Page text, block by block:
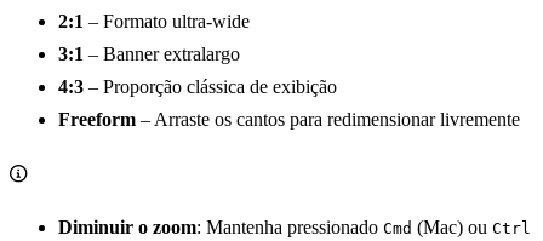
2:1 – Formato ultra-wide
3:1 – Banner extralargo
4:3 – Proporção clássica de exibição
Freeform – Arraste os cantos para redimensionar livremente
Diminuir o zoom: Mantenha pressionado Cmd (Mac) ou Ctrl